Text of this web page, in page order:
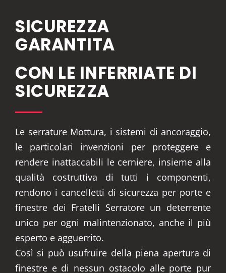
SICUREZZA
GARANTITA
CON LE INFERRIATE DI
SICUREZZA
Le serrature Mottura, i sistemi di ancoraggio,
le particolari invenzioni per proteggere e
rendere inattaccabili le cerniere, insieme alla
qualità costruttiva di tutti i componenti,
rendono i cancelletti di sicurezza per porte e
finestre dei Fratelli Serratore un deterrente
unico per ogni malintenzionato, anche il più
esperto e agguerrito.
Così si può usufruire della piena apertura di
finestre e di nessun ostacolo alle porte pur